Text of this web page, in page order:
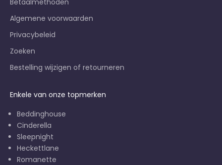
Algemene voorwaarden
Privacybeleid
Zoeken
Bestelling wijzigen of retourneren
Enkele van onze topmerken
Beddinghouse
Cinderella
Sleepnight
Heckettlane
Romanette